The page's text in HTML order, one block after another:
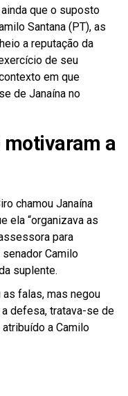
que o suposto
Santana (PT), as
a reputação da
de seu
em que
de Janaína no
motivaram a
chamou Janaína
ela “organizava as
para
Camilo
suplente.
falas, mas negou
defesa, tratava-se de
a Camilo